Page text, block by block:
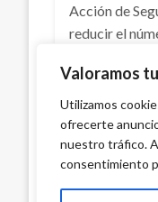
Valoramos
Utilizamos
ofrecerte
nuestro tráfico.
consentimiento
Acción de
reducir el
Publicado
el
miércoles agosto